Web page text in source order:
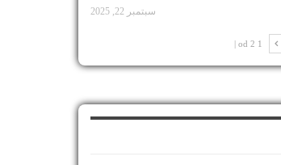
سبتمبر 22, 2025
1 od 2 |